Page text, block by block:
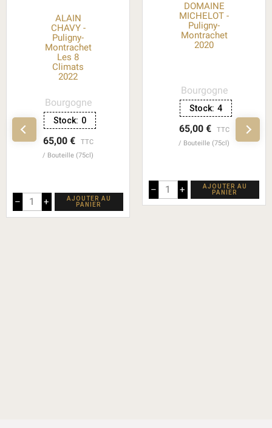
ALAIN
CHAVY -
Puligny-
Montrachet
Les 8
Climats
2022
Bourgogne
Stock: 0
65,00 €
TTC
Bouteille (75cl)
– +
AJOUTER AU
PANIER
DOMAINE
MICHELOT -
Puligny-
Montrachet
2020
Bourgogne
Stock: 4
65,00 €
TTC
Bouteille (75cl)
– +
AJOUTER AU
PANIER